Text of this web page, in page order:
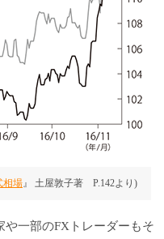
相場』 土屋敦子著 P.142より)
一部のFXトレーダーもそ